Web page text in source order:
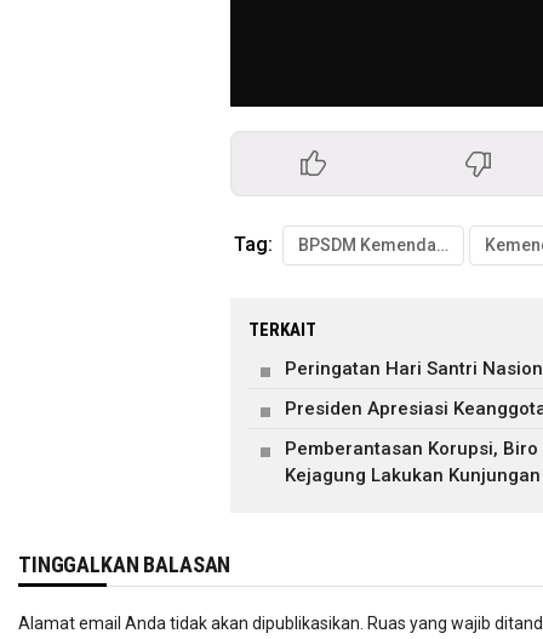
Tag: BPSDM Kemendagri
TERKAIT
Peringatan Hari Santri
Presiden Apresiasi
Pemberantasan Korupsi,
Kejagung Lakukan
TINGGALKAN BALASAN
Alamat email Anda tidak akan dipublikasikan. Ruas yang wajib